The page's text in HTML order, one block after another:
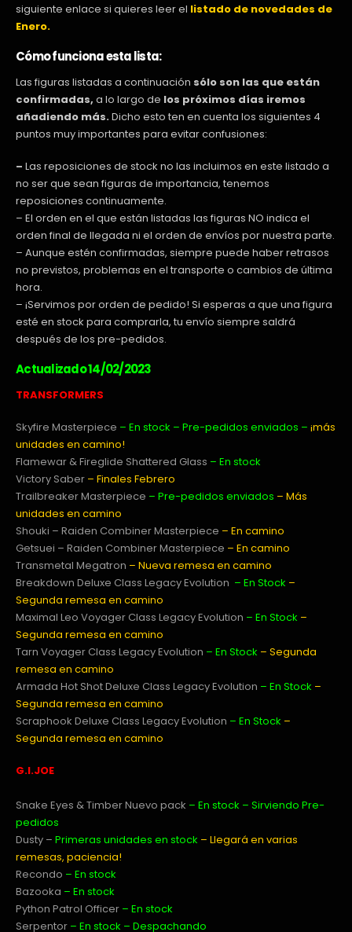
siguiente enlace si quieres leer el listado de novedades de
Enero.
Cómo funciona esta lista:
Las figuras listadas a continuación sólo son las que están
confirmadas, a lo largo de los próximos días iremos
añadiendo más.Dicho esto ten en cuenta los siguientes 4
puntos muy importantes para evitar confusiones:
– Las reposiciones de stock no las incluimos en este listado a
no ser que sean figuras de importancia, tenemos
reposiciones continuamente.
– El orden en el que están listadas las figuras NO indica el
orden final de llegada ni el orden de envíos por nuestra parte.
– Aunque estén confirmadas, siempre puede haber retrasos
no previstos, problemas en el transporte o cambios de última
hora.
– ¡Servimos por orden de pedido! Si esperas a que una figura
esté en stock para comprarla, tu envío siempre saldrá
después de los pre-pedidos.
Actualizado 14/02/2023
TRANSFORMERS
Skyfire Masterpiece – En stock – Pre-pedidos enviados – ¡más
unidades en camino!
Flamewar & Fireglide Shattered Glass – En stock
Victory Saber – Finales Febrero
Trailbreaker Masterpiece – Pre-pedidos enviados – Más
unidades en camino
Shouki – Raiden Combiner Masterpiece – En camino
Getsuei – Raiden Combiner Masterpiece – En camino
Transmetal Megatron – Nueva remesa en camino
Breakdown Deluxe Class Legacy Evolution – En Stock –
Segunda remesa en camino
Maximal Leo Voyager Class Legacy Evolution – En Stock –
Segunda remesa en camino
Tarn Voyager Class Legacy Evolution – En Stock – Segunda
remesa en camino
Armada Hot Shot Deluxe Class Legacy Evolution – En Stock –
Segunda remesa en camino
Scraphook Deluxe Class Legacy Evolution – En Stock –
Segunda remesa en camino
G.I.JOE
Snake Eyes & Timber Nuevo pack – En stock – Sirviendo Pre-
pedidos
Dusty – Primeras unidades en stock – Llegará en varias
remesas, paciencia!
Recondo – En stock
Bazooka – En stock
Python Patrol Officer – En stock
Serpentor – En stock – Despachando